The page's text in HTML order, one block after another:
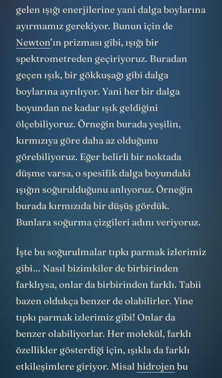
gelen ışığı enerjilerine yani dalga boylarına
ayırmamız gerekiyor. Bunun için de
Newton’ın prizması gibi, ışığı bir
spektrometreden geçiriyoruz. Buradan
geçen ışık, bir gökkuşağı gibi dalga
boylarına ayrılıyor. Yani her bir dalga
boyundan ne kadar ışık geldiğini
ölçebiliyoruz. Örneğin burada yeşilin,
kırmızıya göre daha az olduğunu
görebiliyoruz. Eğer belirli bir noktada
düşme varsa, o spesifik dalga boyundaki
ışığın soğurulduğunu anlıyoruz. Örneğin
burada kırmızıda bir düşüş gördük.
Bunlara soğurma çizgileri adını veriyoruz.
İşte bu soğurulmalar tıpkı parmak izlerimiz
gibi… Nasıl bizimkiler de birbirinden
farklıysa, onlar da birbirinden farklı. Tabii
bazen oldukça benzer de olabilirler. Yine
tıpkı parmak izlerimiz gibi! Onlar da
benzer olabiliyorlar. Her molekül, farklı
özellikler gösterdiği için, ışıkla da farklı
etkileşimlere giriyor. Misal hidrojen bu